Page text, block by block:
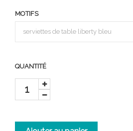
MOTIFS
QUANTITÉ